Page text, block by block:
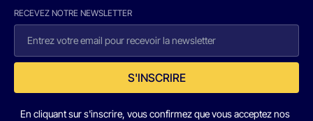
RECEVEZ NOTRE NEWSLETTER
S'INSCRIRE
En cliquant sur s'inscrire, vous confirmez que vous acceptez nos